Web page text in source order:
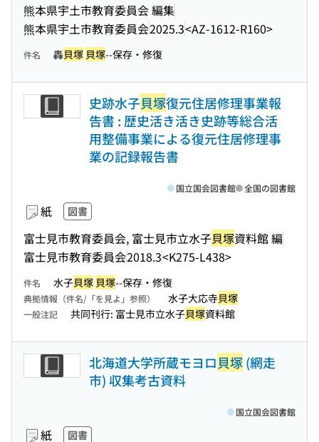
熊本県宇土市教育委員会 編集
熊本県宇土市教育委員会2025.3<AZ-1612-R160>
件名 轟貝塚 貝塚--保存・修復
史跡水子貝塚復元住居修理事業報
告書 : 歴史活き活き史跡等総合活
用整備事業による復元住居修理事
業の記録報告書
紙 図書
富士見市教育委員会, 富士見市立水子貝塚資料館 編
富士見市教育委員会2018.3<K275-L438>
国立国会図書館 全国の図書館
件名 水子貝塚 貝塚--保存・修復
典拠情報（件名/「を見よ」参照） 水子大応寺貝塚
一般注記 共同刊行: 富士見市立水子貝塚資料館
北海道大学所蔵モヨロ貝塚(網走
市) 収集考古資料
紙 図書
国立国会図書館